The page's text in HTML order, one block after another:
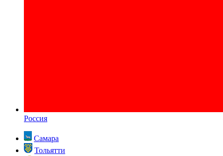
Россия
Самара
Тольятти